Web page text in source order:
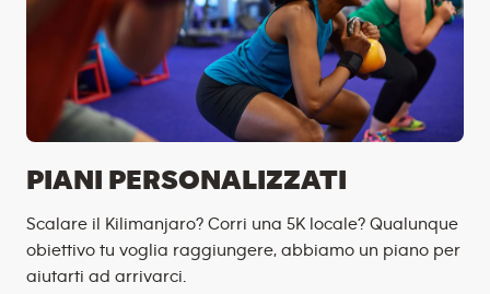
PIANI PERSONALIZZATI
Scalare il Kilimanjaro? Corri una 5K locale? Qualunque
obiettivo tu voglia raggiungere, abbiamo un piano per
aiutarti ad arrivarci.